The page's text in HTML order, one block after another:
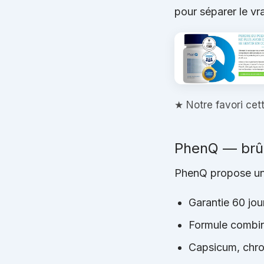
pour séparer le
★ Notre favori
PhenQ —
PhenQ propose
Garantie 60
Formule
Capsicum,